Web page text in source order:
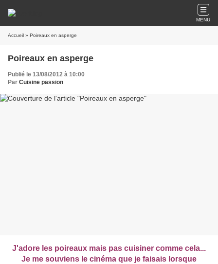
MENU
Accueil » Poireaux en asperge
Poireaux en asperge
Publié le 13/08/2012 à 10:00
Par Cuisine passion
J'adore les poireaux mais pas cuisiner comme cela...
Je me souviens le cinéma que je faisais lorsque